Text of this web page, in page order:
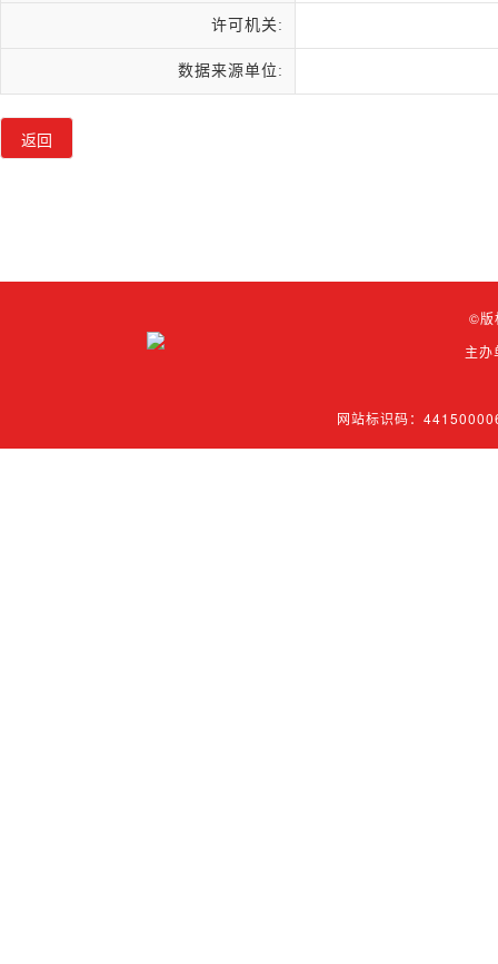
许可机关:
数据来源单位:
©版
主办
网站标识码：